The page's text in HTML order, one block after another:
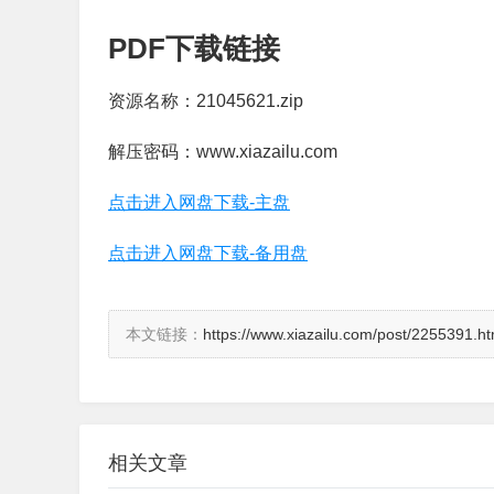
PDF下载链接
资源名称：21045621.zip
解压密码：www.xiazailu.com
点击进入网盘下载-主盘
点击进入网盘下载-备用盘
本文链接： https://www.xiazailu.com/post/
相关文章